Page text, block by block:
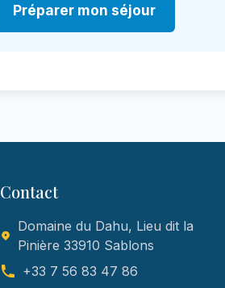
Préparer mon séjour
Contact
Domaine du Dahu, Lieu dit la
Pinière 33910 Sablons
+33 7 56 83 47 86